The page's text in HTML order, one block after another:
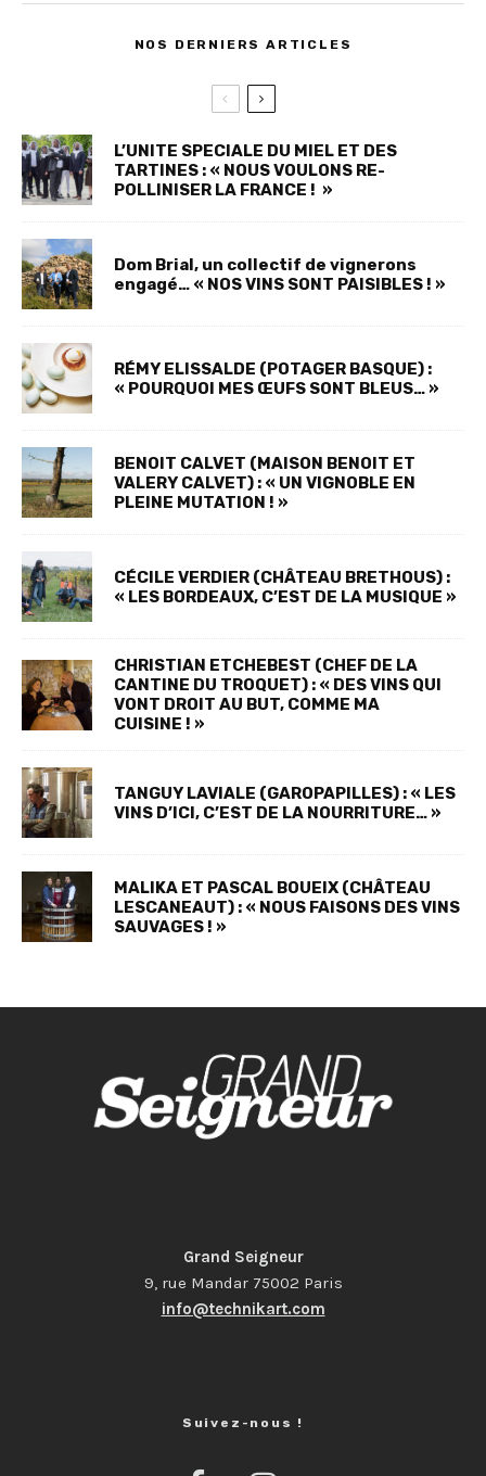
NOS DERNIERS ARTICLES
L’UNITE SPECIALE DU MIEL ET DES
TARTINES : « NOUS VOULONS RE-
POLLINISER LA FRANCE ! »
Dom Brial, un collectif de vignerons
engagé… « NOS VINS SONT PAISIBLES ! »
RÉMY ELISSALDE (POTAGER BASQUE) :
« POURQUOI MES ŒUFS SONT BLEUS… »
BENOIT CALVET (MAISON BENOIT ET
VALERY CALVET) : « UN VIGNOBLE EN
PLEINE MUTATION ! »
CÉCILE VERDIER (CHÂTEAU BRETHOUS) :
« LES BORDEAUX, C’EST DE LA MUSIQUE »
CHRISTIAN ETCHEBEST (CHEF DE LA
CANTINE DU TROQUET) : « DES VINS QUI
VONT DROIT AU BUT, COMME MA
CUISINE ! »
TANGUY LAVIALE (GAROPAPILLES) : « LES
VINS D’ICI, C’EST DE LA NOURRITURE… »
MALIKA ET PASCAL BOUEIX (CHÂTEAU
LESCANEAUT) : « NOUS FAISONS DES VINS
SAUVAGES ! »
Grand Seigneur
9, rue Mandar 75002 Paris
info@technikart.com
Suivez-nous !